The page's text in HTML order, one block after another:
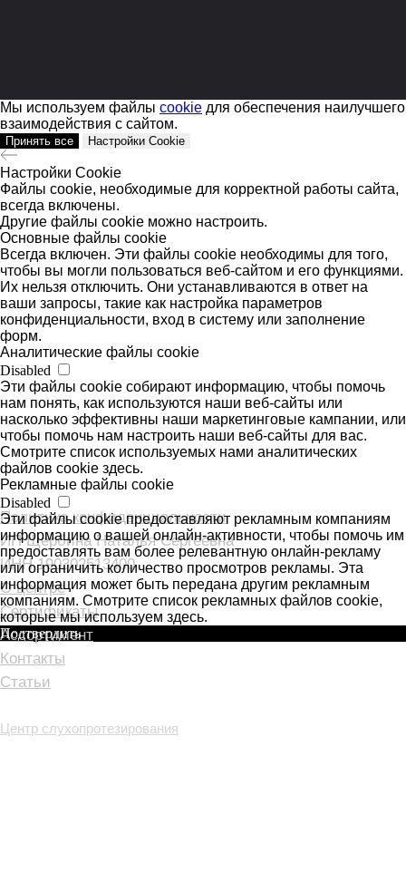
Сертификаты
Ассортимент
Контакты
Статьи
Галерея Звуков
Центр слухопротезирования
8 (391) 297-00-15
galerea-zvukov@yandex.ru
Мы используем файлы cookie для обеспечения наилучшего
взаимодействия с сайтом.
Принять все Настройки Cookie
Настройки Cookie
Файлы cookie, необходимые для корректной работы сайта,
всегда включены.
Другие файлы cookie можно настроить.
Основные файлы cookie
Всегда включен. Эти файлы cookie необходимы для того,
чтобы вы могли пользоваться веб-сайтом и его функциями.
Их нельзя отключить. Они устанавливаются в ответ на
ваши запросы, такие как настройка параметров
конфиденциальности, вход в систему или заполнение
форм.
Аналитические файлы cookie
Disabled
Эти файлы cookie собирают информацию, чтобы помочь
нам понять, как используются наши веб-сайты или
насколько эффективны наши маркетинговые кампании, или
чтобы помочь нам настроить наши веб-сайты для вас.
Смотрите список используемых нами аналитических
файлов cookie здесь.
Рекламные файлы cookie
Disabled
Эти файлы cookie предоставляют рекламным компаниям
информацию о вашей онлайн-активности, чтобы помочь им
предоставлять вам более релевантную онлайн-рекламу
или ограничить количество просмотров рекламы. Эта
информация может быть передана другим рекламным
компаниям. Смотрите список рекламных файлов cookie,
которые мы используем здесь.
Подтвердить